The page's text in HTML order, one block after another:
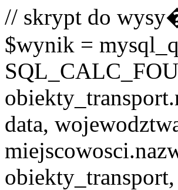
// skrypt do
$wynik =
data,